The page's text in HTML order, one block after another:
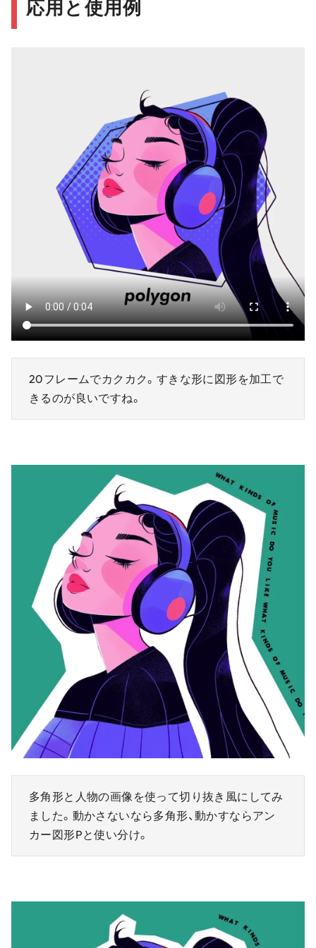
応用と使用例
20フレームでカクカク。すきな形に図形を加工で
きるのが良いですね。
多角形と人物の画像を使って切り抜き風にしてみ
ました。動かさないなら多角形、動かすならアン
カー図形Pと使い分け。